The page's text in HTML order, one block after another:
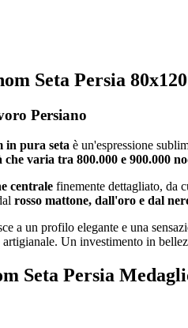
Seta Persia
Persiano
in pura seta è un'espressione
che varia tra 800.000 e 900.000
centrale finemente dettagliato, da
rosso mattone, dall'oro e dal
a un profilo elegante e una
Un investimento in
Seta Persia